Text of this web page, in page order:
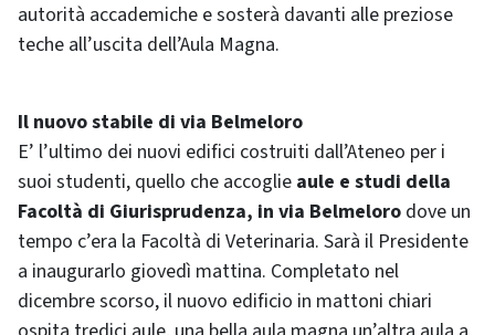
autorità accademiche e sosterà davanti alle preziose
teche all’uscita dell’Aula Magna.
Il nuovo stabile di via Belmeloro
E’ l’ultimo dei nuovi edifici costruiti dall’Ateneo per i
suoi studenti, quello che accoglie aule e studi della
Facoltà di Giurisprudenza, in via Belmeloro dove un
tempo c’era la Facoltà di Veterinaria. Sarà il Presidente
a inaugurarlo giovedì mattina. Completato nel
dicembre scorso, il nuovo edificio in mattoni chiari